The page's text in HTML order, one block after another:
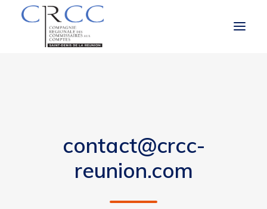
VOUS ÊTES
contact@crcc-
reunion.com